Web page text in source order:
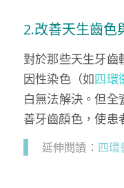
2.改善天生齒色
對於那些天生牙齒
因性染色（如四環
白無法解決。但
善牙齒顏色，使患
延伸閱讀： 四環